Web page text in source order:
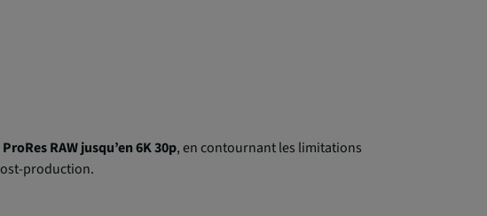
RAW jusqu’en 6K 30p, en contournant les limitations
production.